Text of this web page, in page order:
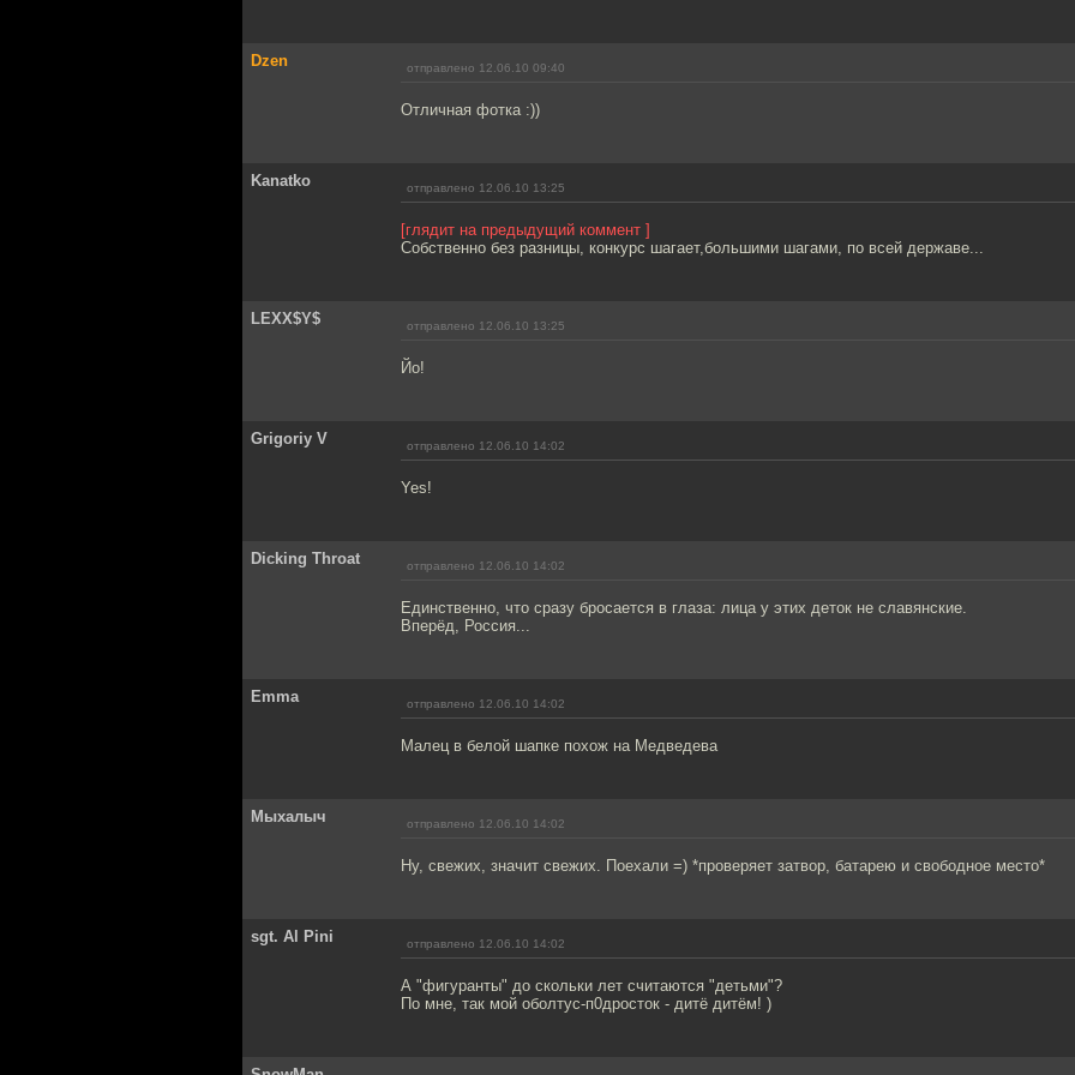
Dzen отправлено 12.06.10 09:40
Отличная фотка :))
Kanatko отправлено 12.06.10 13:25
[глядит на предыдущий коммент ]
Собственно без разницы, конкурс шагает,большими шагами, по всей державе...
LEXX$Y$ отправлено 12.06.10 13:25
Йо!
Grigoriy V отправлено 12.06.10 14:02
Yes!
Dicking Throat отправлено 12.06.10 14:02
Единственно, что сразу бросается в глаза: лица у этих деток не славянские.
Вперёд, Россия...
Emma отправлено 12.06.10 14:02
Малец в белой шапке похож на Медведева
Мыхалыч отправлено 12.06.10 14:02
Ну, свежих, значит свежих. Поехали =) *проверяет затвор, батарею и свободное место*
sgt. Al Pini отправлено 12.06.10 14:02
А "фигуранты" до скольки лет считаются "детьми"?
По мне, так мой оболтус-п0дросток - дитё дитём! )